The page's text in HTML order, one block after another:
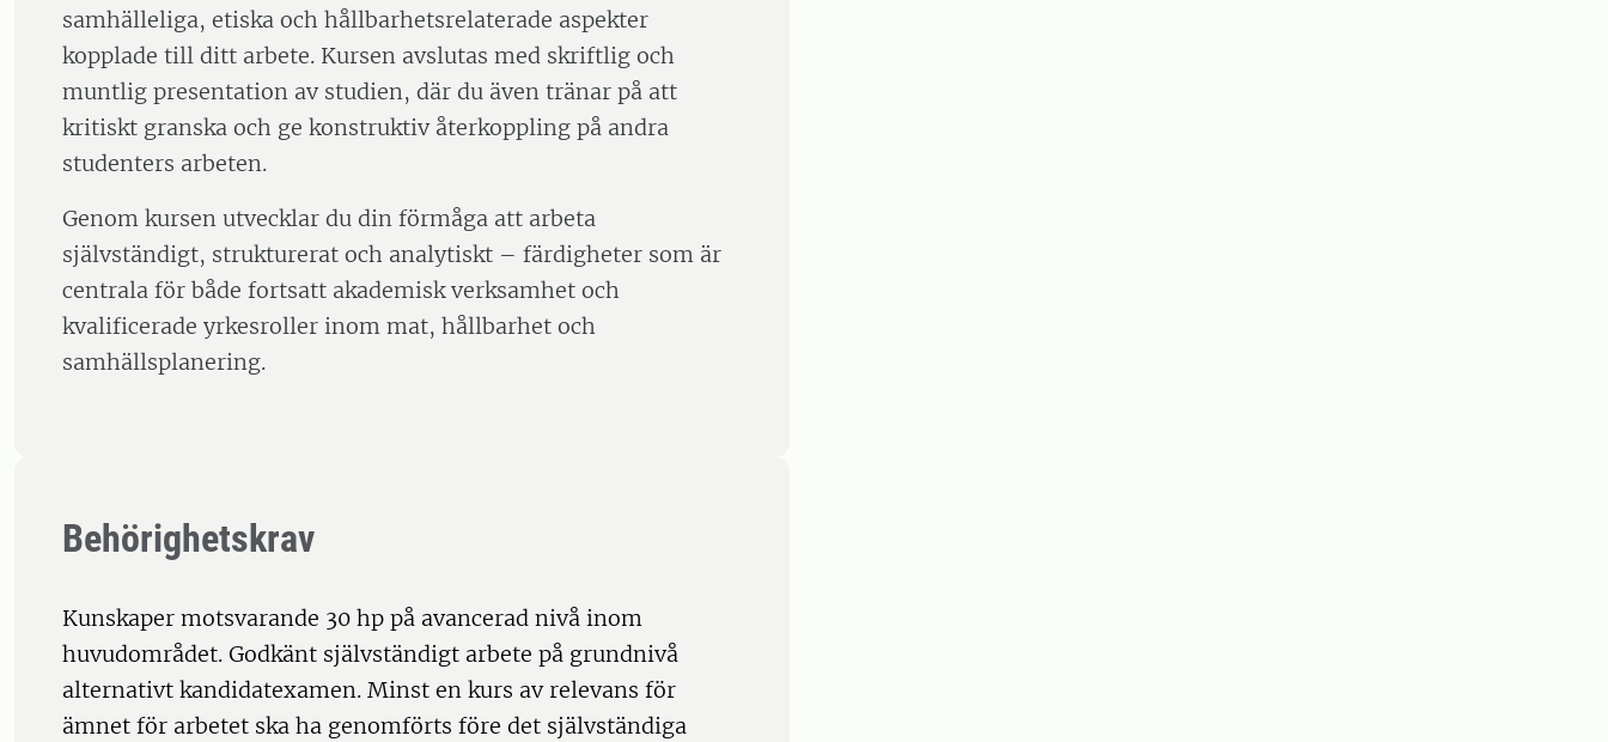
samhälleliga, etiska och hållbarhetsrelaterade aspekter
kopplade till ditt arbete. Kursen avslutas med skriftlig och
muntlig presentation av studien, där du även tränar på att
kritiskt granska och ge konstruktiv återkoppling på andra
studenters arbeten.
Genom kursen utvecklar du din förmåga att arbeta
självständigt, strukturerat och analytiskt – färdigheter som är
centrala för både fortsatt akademisk verksamhet och
kvalificerade yrkesroller inom mat, hållbarhet och
samhällsplanering.
Behörighetskrav
Kunskaper motsvarande 30 hp på avancerad nivå inom
huvudområdet. Godkänt självständigt arbete på grundnivå
alternativt kandidatexamen. Minst en kurs av relevans för
ämnet för arbetet ska ha genomförts före det självständiga